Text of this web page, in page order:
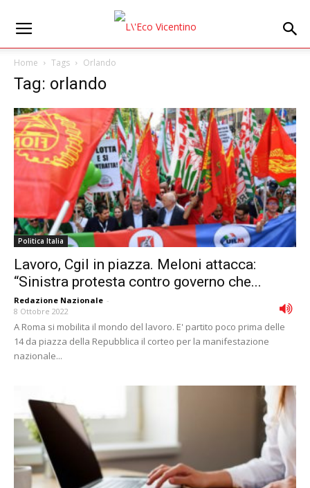
Home Tags Orlando
Tag: orlando
Politica Italia
Lavoro, Cgil in piazza. Meloni attacca:
“Sinistra protesta contro governo che...
Redazione Nazionale -
8 Ottobre 2022
A Roma si mobilita il mondo del lavoro. E' partito poco prima delle
14 da piazza della Repubblica il corteo per la manifestazione
nazionale...